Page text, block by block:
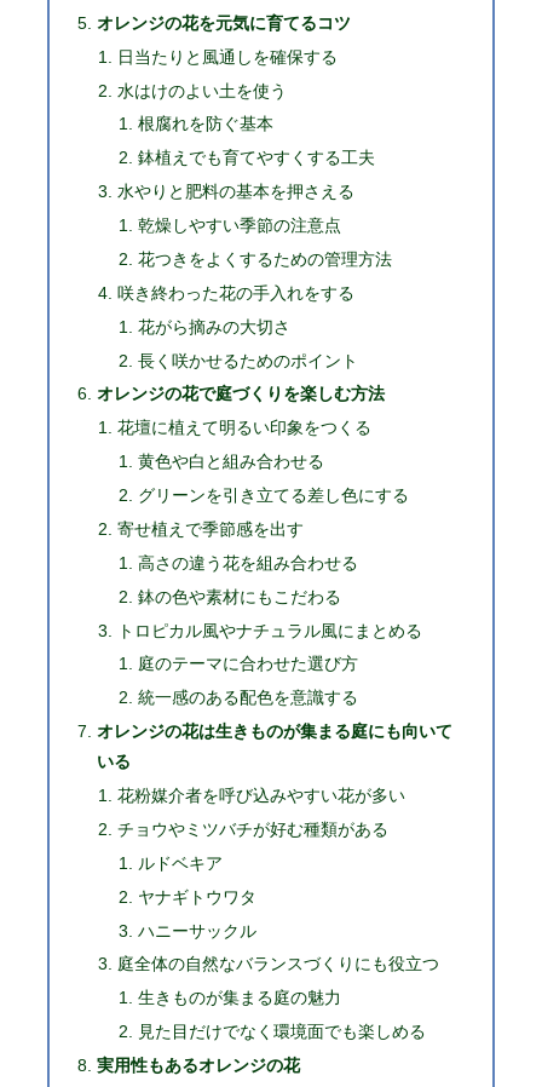
オレンジの花を元気に育てるコツ
日当たりと風通しを確保する
水はけのよい土を使う
根腐れを防ぐ基本
鉢植えでも育てやすくする工夫
水やりと肥料の基本を押さえる
乾燥しやすい季節の注意点
花つきをよくするための管理方法
咲き終わった花の手入れをする
花がら摘みの大切さ
長く咲かせるためのポイント
オレンジの花で庭づくりを楽しむ方法
花壇に植えて明るい印象をつくる
黄色や白と組み合わせる
グリーンを引き立てる差し色にする
寄せ植えで季節感を出す
高さの違う花を組み合わせる
鉢の色や素材にもこだわる
トロピカル風やナチュラル風にまとめる
庭のテーマに合わせた選び方
統一感のある配色を意識する
オレンジの花は生きものが集まる庭にも向いて
いる
花粉媒介者を呼び込みやすい花が多い
チョウやミツバチが好む種類がある
ルドベキア
ヤナギトウワタ
ハニーサックル
庭全体の自然なバランスづくりにも役立つ
生きものが集まる庭の魅力
見た目だけでなく環境面でも楽しめる
実用性もあるオレンジの花